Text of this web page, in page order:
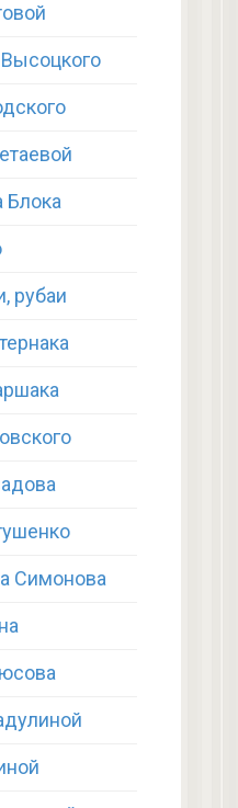
Блока
рубаи
Симонова